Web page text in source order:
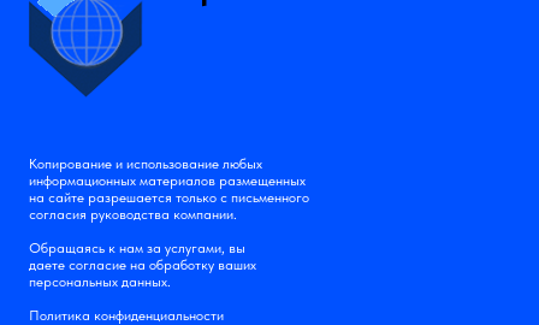
Копирование и использование любых
информационных материалов размещенных
на сайте разрешается только с письменного
согласия руководства компании.
Обращаясь к нам за услугами, вы
даете согласие на обработку ваших
персональных данных.
Политика конфиденциальности